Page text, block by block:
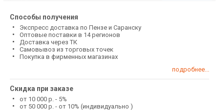
Способы получения
Экспресс доставка по Пензе и Саранску
Оптовые поставки в 14 регионов
Доставка через ТК
Самовывоз из торговых точек
Покупка в фирменных магазинах
подробнее...
Скидка при заказе
от 10 000 р. - 5%
от 50 000 р. - от 10% (индивидуально )